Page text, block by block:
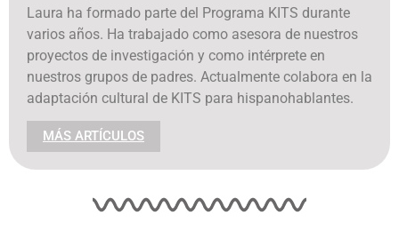
Laura ha formado parte del Programa KITS durante
varios años. Ha trabajado como asesora de nuestros
proyectos de investigación y como intérprete en
nuestros grupos de padres. Actualmente colabora en la
adaptación cultural de KITS para hispanohablantes.
MÁS ARTÍCULOS